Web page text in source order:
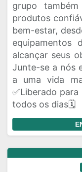
grupo
produtos
bem-estar,
equipamentos
alcançar seus
Junte-se a nós
a uma vida
✅Liberado
todos os dias🗓️